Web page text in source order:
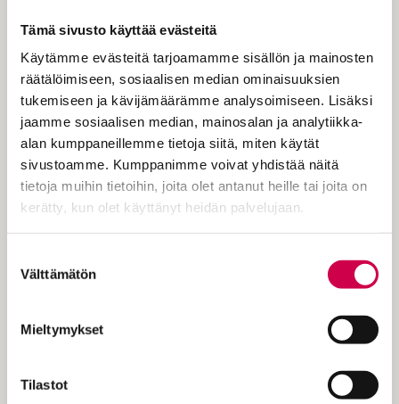
Tämä sivusto käyttää evästeitä
Käytämme evästeitä tarjoamamme sisällön ja mainosten
räätälöimiseen, sosiaalisen median ominaisuuksien
tukemiseen ja kävijämäärämme analysoimiseen. Lisäksi
jaamme sosiaalisen median, mainosalan ja analytiikka-
alan kumppaneillemme tietoja siitä, miten käytät
sivustoamme. Kumppanimme voivat yhdistää näitä
tietoja muihin tietoihin, joita olet antanut heille tai joita on
kerätty, kun olet käyttänyt heidän palvelujaan.
valinta
Välttämätön
Mieltymykset
Tilastot
adventtisunnuntain saarnassaan.
Kirkkokäsikirja kertoo, että evankelisessa
kristikunnassa tämän päivän aiheena on
Kristuksen tuleminen kunniassaan aikojen
lopulla. Tämän ilmaisee myös nimitys
adventus glorificationis, jonka Eerik
Sorolainen Postillassaan (1621) suomensi
kärsivällisesti kilvoitellen odottaa